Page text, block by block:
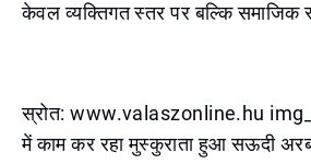
केवल व्यक्तिगत स्तर पर बल्कि समाजिक
स्रोत: www.valaszonline.hu
में काम कर रहा मुस्कुराता हुआ सऊदी